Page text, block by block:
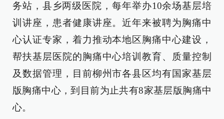
务站，县乡两级医院，每年举办10余场基层培
训讲座，患者健康讲座。近年来被聘为胸痛中
心认证专家，着力推动本地区胸痛中心建设，
帮扶基层医院的胸痛中心培训教育、质量控制
及数据管理，目前柳州市各县区均有国家基层
版胸痛中心，到目前为止共有8家基层版胸痛中
心。